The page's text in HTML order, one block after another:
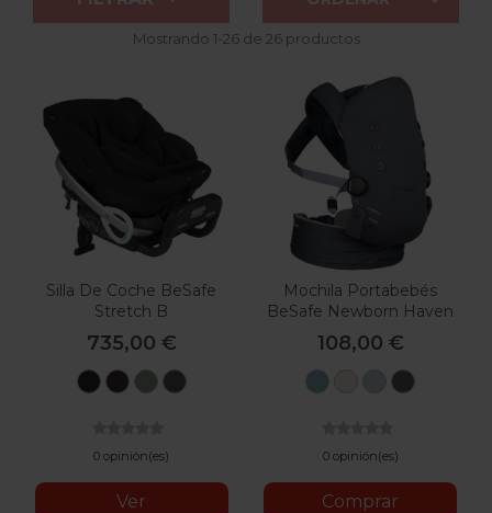
Mostrando 1-26 de 26 productos
Silla De Coche BeSafe
Stretch B
735,00 €
BlackMetallic
SeaAnthracite
0 opinión(es)
Ver
Mochila Portabebés
BeSafe Newborn Haven
108,00 €
Eucalyptus
SandDusk
0 opinión(es)
Comprar